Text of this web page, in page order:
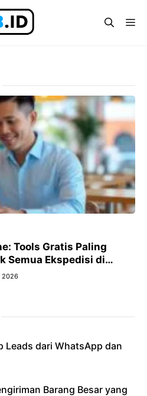
Tools Gratis Paling
Semua Ekspedisi di
2026
Leads dari WhatsApp dan
Barang Besar yang